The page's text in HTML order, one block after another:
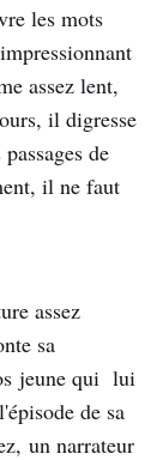
les mots
assez lent,
il digresse
de
il ne faut
assez
sa
jeune qui lui
de sa
un narrateur